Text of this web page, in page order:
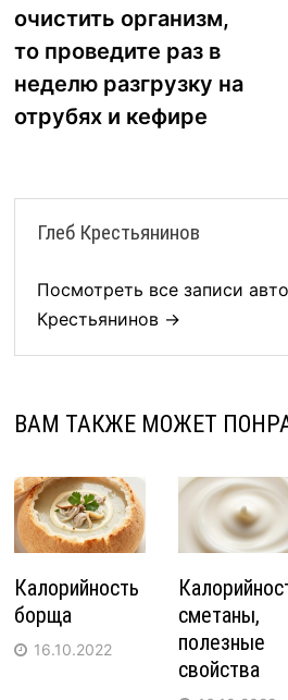
очистить организм,
то проведите раз в
неделю разгрузку на
отрубях и кефире
Глеб Крестьянинов
Посмотреть все записи
Крестьянинов →
ВАМ ТАКЖЕ МОЖЕТ
Калорийность
борща
16.10.2022
сметаны,
полезные
свойства